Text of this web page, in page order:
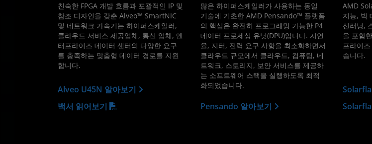
친숙한 FPGA 개발 흐름과 포괄적인 IP 및
참조 디자인을 갖춘 Alveo™ SmartNIC
및 네트워크 가속기는 하이퍼스케일러,
클라우드 서비스 제공업체, 통신 업체, 엔
터프라이즈 데이터 센터의 다양한 요구
를 충족하는 맞춤형 데이터 경로를 지원
합니다.
Alveo U45N 알아보기
백서 읽어보기
많은 하이퍼스케일러가 사용하는 동일
기술에 기초한 AMD Pensando™ 플랫폼
의 핵심은 완전히 프로그래밍 가능한 P4
데이터 프로세싱 유닛(DPU)입니다. 지연
율, 지터, 전력 요구 사항을 최소화하면서
클라우드 규모에서 클라우드, 컴퓨팅, 네
트워크, 스토리지, 보안 서비스를 제공하
는 소프트웨어 스택을 실행하도록 최적
화되었습니다.
Pensando 알아보기
AMD
지능, 빅
신러닝,
을 포함
프라이
습니다.